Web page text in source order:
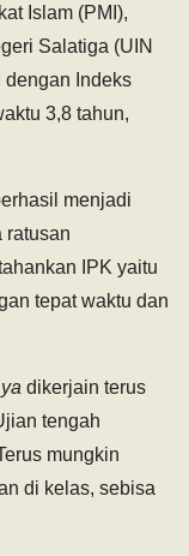
Islam (PMI),
Salatiga (UIN
dengan Indeks
3,8 tahun,
menjadi
ratusan
IPK yaitu
tepat waktu dan
ya dikerjain terus
tengah
mungkin
di kelas, sebisa